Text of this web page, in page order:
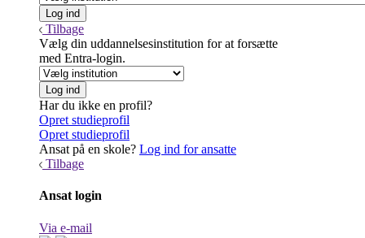
Tilbage
Vælg din uddannelsesinstitution for at forsætte
med Entra-login.
Har du ikke en profil?
Opret studieprofil
Opret studieprofil
Ansat på en skole? Log ind for ansatte
Tilbage
Ansat login
Via e-mail